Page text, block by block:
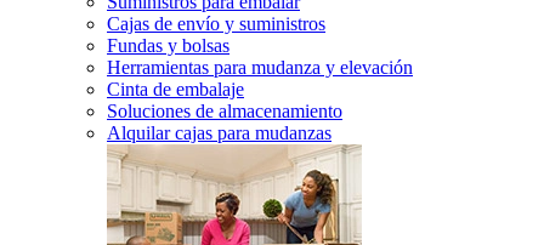
Cajas de envío y suministros
Fundas y bolsas
Herramientas para mudanza y elevación
Cinta de embalaje
Soluciones de almacenamiento
Alquilar cajas para mudanzas